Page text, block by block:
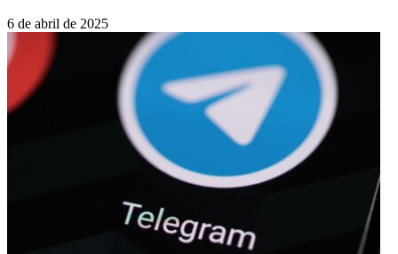
6 de abril de 2025